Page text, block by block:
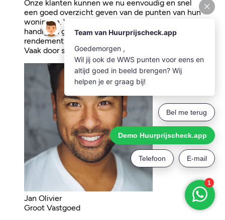
Onze klanten kunnen we nu eenvoudig en snel
een goed overzicht geven van de punten van hun
woningen. Vooral het optimalisatie rapport is erg
handig en geeft je een goed inzicht hoe je het
rendement van een portefeuille kan verbeteren.
Vaak door simpele aanpassingen!
Jan Olivier
Groot Vastgoed